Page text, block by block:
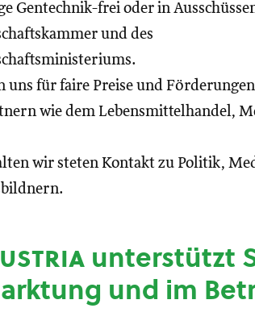
Gentechnik-frei oder in
und des
uns für faire Preise und
wie dem Lebensmittelhandel,
wir steten Kontakt zu Politik,
unterstützt
und im